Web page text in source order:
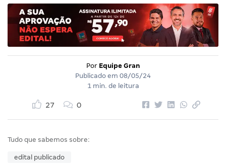
Por Equipe Gran
Publicado em 08/05/24
1 min. de leitura
27 0
Tudo que sabemos sobre:
edital publicado